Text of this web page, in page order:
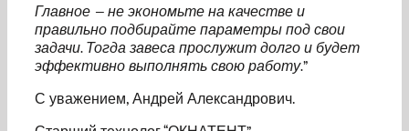
Главное — не экономьте на качестве и
правильно подбирайте параметры под свои
задачи. Тогда завеса прослужит долго и будет
эффективно выполнять свою работу.”
С уважением, Андрей Александрович.